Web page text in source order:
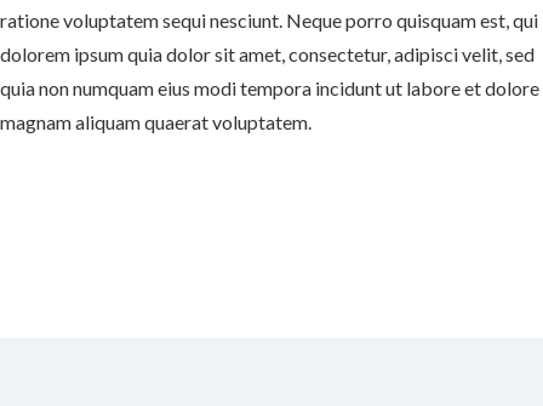
ratione voluptatem sequi nesciunt. Neque porro quisquam est, qui
dolorem ipsum quia dolor sit amet, consectetur, adipisci velit, sed
quia non numquam eius modi tempora incidunt ut labore et dolore
magnam aliquam quaerat voluptatem.